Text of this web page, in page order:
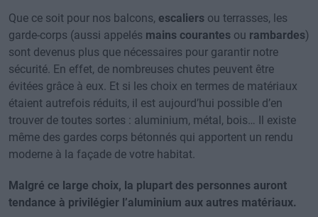
Que ce soit pour nos balcons, escaliers ou terrasses, les
garde-corps (aussi appelés mains courantes ou rambardes)
sont devenus plus que nécessaires pour garantir notre
sécurité. En effet, de nombreuses chutes peuvent être
évitées grâce à eux. Et si les choix en termes de matériaux
étaient autrefois réduits, il est aujourd’hui possible d’en
trouver de toutes sortes : aluminium, métal, bois… Il existe
même des gardes corps bétonnés qui apportent un rendu
moderne à la façade de votre habitat.
Malgré ce large choix, la plupart des personnes auront
tendance à privilégier l’aluminium aux autres matériaux.